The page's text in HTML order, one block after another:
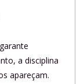
a disciplina
apareçam.